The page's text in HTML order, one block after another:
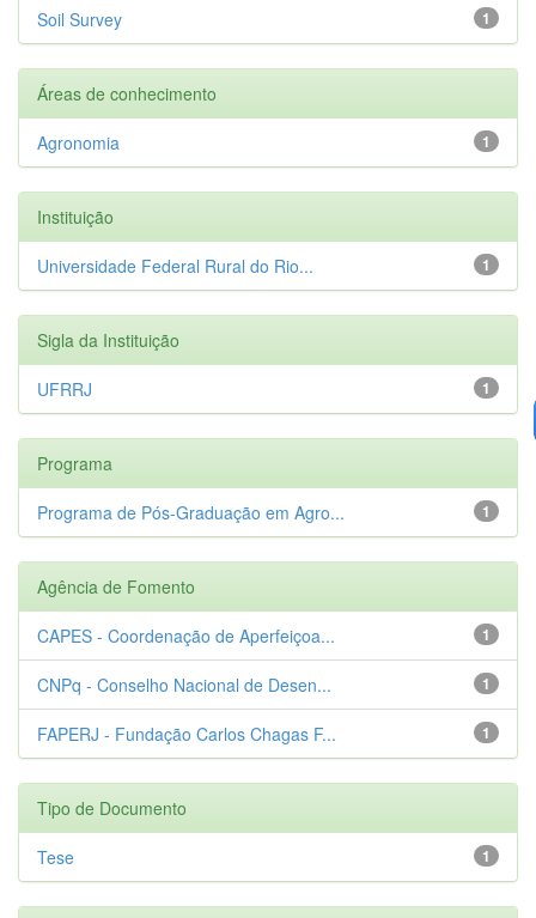
1
Soil Survey
Áreas de conhecimento
1
Agronomia
Instituição
1
Universidade Federal Rural do Rio...
Sigla da Instituição
1
UFRRJ
Programa
1
Programa de Pós-Graduação em Agro...
Agência de Fomento
1
CAPES - Coordenação de Aperfeiçoa...
1
CNPq - Conselho Nacional de Desen...
1
FAPERJ - Fundação Carlos Chagas F...
Tipo de Documento
1
Tese